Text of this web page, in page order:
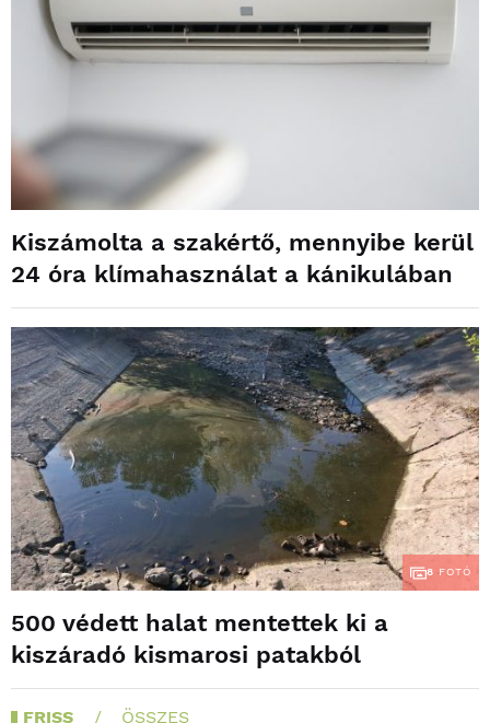
Kiszámolta a szakértő, mennyibe kerül
24 óra klímahasználat a kánikulában
8 FOTÓ
500 védett halat mentettek ki a
kiszáradó kismarosi patakból
FRISS ÖSSZES